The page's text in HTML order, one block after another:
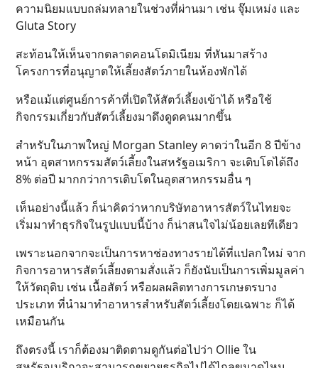
ความนิยมแบบถล่มทลายในช่วงที่ผ่านมา เช่น จุ๊มเหม่ง และ
Gluta Story
สะท้อนให้เห็นจากตลาดคอนโดมิเนียม ที่หันมาสร้าง
โครงการที่อนุญาตให้เลี้ยงสัตว์ภายในห้องพักได้
หรือแม้แต่ศูนย์การค้าที่เปิดให้สัตว์เลี้ยงเข้าได้ หรือใช้
กิจกรรมเกี่ยวกับสัตว์เลี้ยงมาดึงดูดคนมากขึ้น
สำหรับในภาพใหญ่ Morgan Stanley คาดว่าในอีก 8 ปีข้าง
หน้า อุตสาหกรรมสัตว์เลี้ยงในสหรัฐอเมริกา จะเติบโตได้ถึง
8% ต่อปี มากกว่าการเติบโตในอุตสาหกรรมอื่น ๆ
เห็นอย่างนี้แล้ว ก็น่าคิดว่าหากบริษัทอาหารสัตว์ในไทยจะ
เริ่มมาทำธุรกิจในรูปแบบนี้บ้าง ก็น่าสนใจไม่น้อยเลยทีเดียว
เพราะนอกจากจะเป็นการหาช่องทางรายได้ที่แปลกใหม่ จาก
กิจการอาหารสัตว์เลี้ยงตามสั่งแล้ว ก็ยังนับเป็นการเพิ่มมูลค่า
ให้วัตถุดิบ เช่น เนื้อสัตว์ หรือผลผลิตทางการเกษตรบาง
ประเภท ที่นำมาทำอาหารสำหรับสัตว์เลี้ยงโดยเฉพาะ ก็ได้
เหมือนกัน
ถึงตรงนี้ เราก็ต้องมาติดตามดูกันต่อไปว่า Ollie ใน